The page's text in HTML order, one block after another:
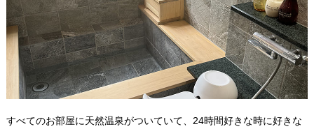
すべてのお部屋に天然温泉がついていて、24時間好きな時に好きな